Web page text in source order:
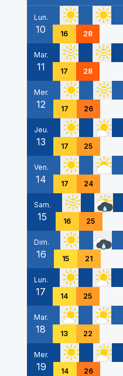
Date
Lun.
10 16 28
Mar.
11 17 28
Mer.
12 17 26
Jeu.
13 17 25
Ven.
14 17 24
Sam.
15 16 25
Dim.
16 15 21
Lun.
17 14 25
Mar.
18 13 22
Mer.
19 14 26